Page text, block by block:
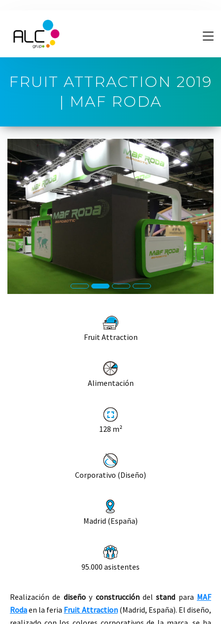
FRUIT ATTRACTION 2019
| MAF RODA
Fruit Attraction
Alimentación
128 m²
Corporativo (Diseño)
Madrid (España)
95.000 asistentes
Realización de diseñoy construccióndelstand para MAF
Rodaen la feria Fruit Attraction (Madrid, España). El diseño,